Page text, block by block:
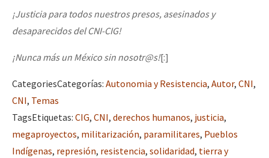
¡Justicia para todos nuestros presos, asesinados y
desaparecidos del CNI-CIG!
¡Nunca más un México sin nosotr@s![:]
CategoriesCategorías: Autonomia y Resistencia, Autor, CNI,
CNI, Temas
TagsEtiquetas: CIG, CNI, derechos humanos, justicia,
megaproyectos, militarización, paramilitares, Pueblos
Indígenas, represión, resistencia, solidaridad, tierra y